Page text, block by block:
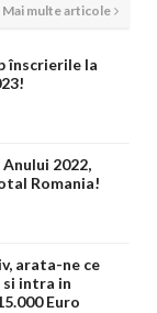
Mai multe articole
înscrierile la
2022,
Romania!
arata-ne ce
si intra in
Euro